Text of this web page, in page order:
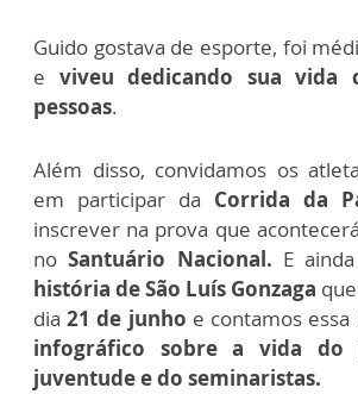
Guido gostava de esporte, foi
e viveu dedicando sua vida
pessoas.
Além disso, convidamos os
em participar da Corrida da
inscrever na prova que
noSantuário Nacional. E
história de São Luís Gonzaga
dia21 de junho e contamos
infográfico sobre a vida do
juventude e do seminaristas.